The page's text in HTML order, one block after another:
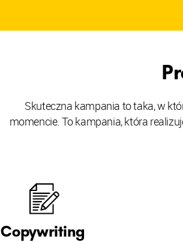
Skuteczna kampania to taka, w
momencie. To kampania, która
Copywriting